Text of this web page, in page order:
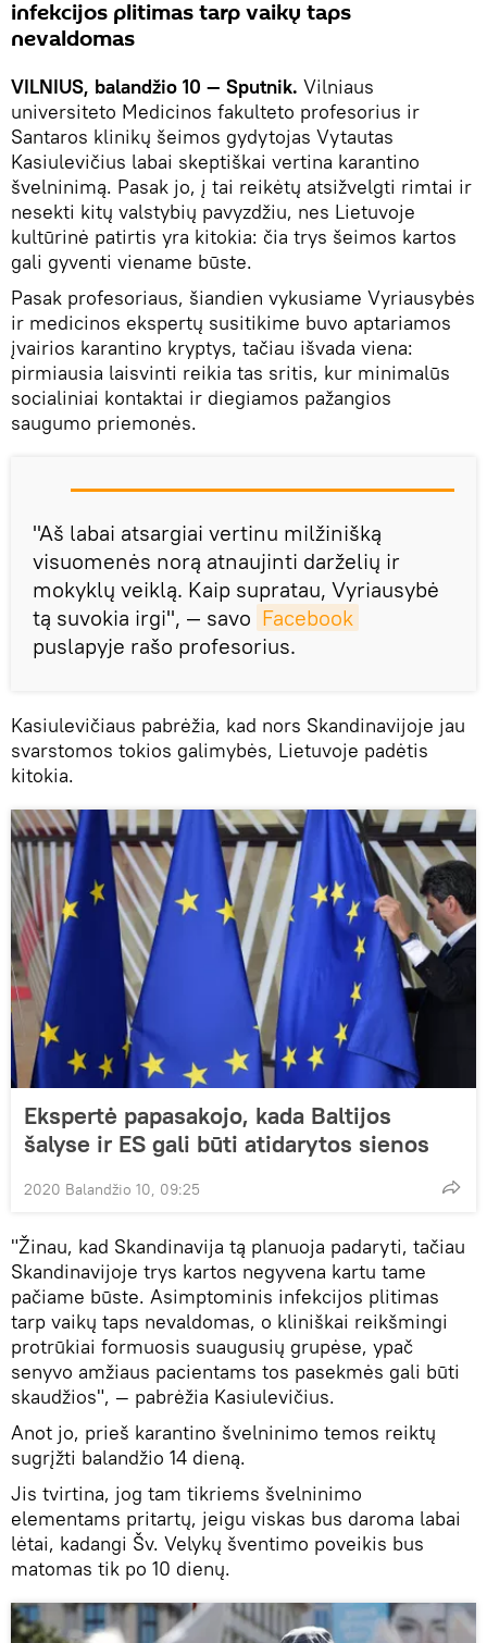
infekcijos plitimas tarp vaikų taps
nevaldomas
VILNIUS, balandžio 10 — Sputnik. Vilniaus
universiteto Medicinos fakulteto profesorius ir
Santaros klinikų šeimos gydytojas Vytautas
Kasiulevičius labai skeptiškai vertina karantino
švelninimą. Pasak jo, į tai reikėtų atsižvelgti rimtai ir
nesekti kitų valstybių pavyzdžiu, nes Lietuvoje
kultūrinė patirtis yra kitokia: čia trys šeimos kartos
gali gyventi viename būste.
Pasak profesoriaus, šiandien vykusiame Vyriausybės
ir medicinos ekspertų susitikime buvo aptariamos
įvairios karantino kryptys, tačiau išvada viena:
pirmiausia laisvinti reikia tas sritis, kur minimalūs
socialiniai kontaktai ir diegiamos pažangios
saugumo priemonės.
"Aš labai atsargiai vertinu milžinišką
visuomenės norą atnaujinti darželių ir
mokyklų veiklą. Kaip supratau, Vyriausybė
tą suvokia irgi", — savo Facebook
puslapyje rašo profesorius.
Kasiulevičiaus pabrėžia, kad nors Skandinavijoje jau
svarstomos tokios galimybės, Lietuvoje padėtis
kitokia.
Ekspertė papasakojo, kada Baltijos
šalyse ir ES gali būti atidarytos sienos
2020 Balandžio 10, 09:25
"Žinau, kad Skandinavija tą planuoja padaryti, tačiau
Skandinavijoje trys kartos negyvena kartu tame
pačiame būste. Asimptominis infekcijos plitimas
tarp vaikų taps nevaldomas, o kliniškai reikšmingi
protrūkiai formuosis suaugusių grupėse, ypač
senyvo amžiaus pacientams tos pasekmės gali būti
skaudžios", — pabrėžia Kasiulevičius.
Anot jo, prieš karantino švelninimo temos reiktų
sugrįžti balandžio 14 dieną.
Jis tvirtina, jog tam tikriems švelninimo
elementams pritartų, jeigu viskas bus daroma labai
lėtai, kadangi Šv. Velykų šventimo poveikis bus
matomas tik po 10 dienų.